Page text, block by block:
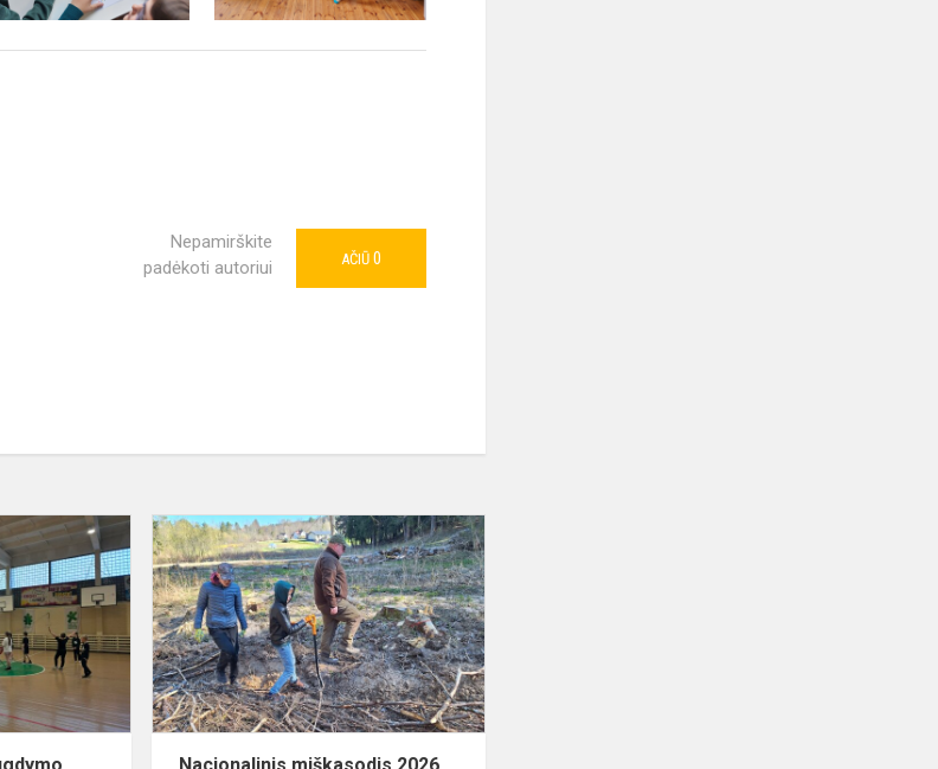
Nepamirškite
padėkoti autoriui
AČIŪ 0
Netradicinė
fizinio
ugdymo
pamoka
miškasodis
2026